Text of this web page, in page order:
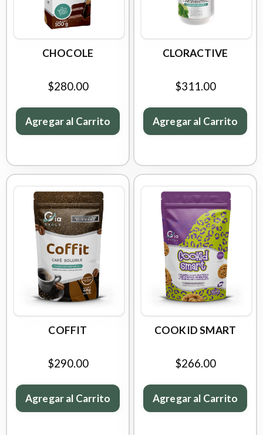
CHOCOLE
$280.00
Agregar al Carrito
CLORACTIVE
$311.00
Agregar al Carrito
COFFIT
$290.00
Agregar al Carrito
COOKID SMART
$266.00
Agregar al Carrito